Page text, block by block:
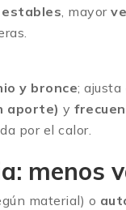
estables, mayor
y bronce; ajusta
aporte) y
por el calor.
menos
material) o